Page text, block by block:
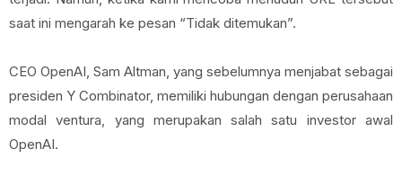
saat ini mengarah ke pesan “Tidak ditemukan”.
CEO OpenAI, Sam Altman, yang sebelumnya menjabat sebagai
presiden Y Combinator, memiliki hubungan dengan perusahaan
modal ventura, yang merupakan salah satu investor awal
OpenAI.